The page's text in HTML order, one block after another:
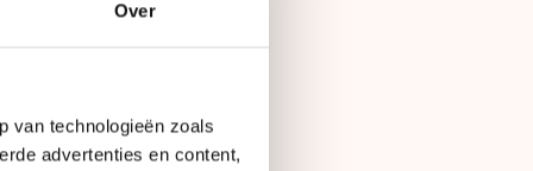
Over
van technologieën zoals
advertenties en content,